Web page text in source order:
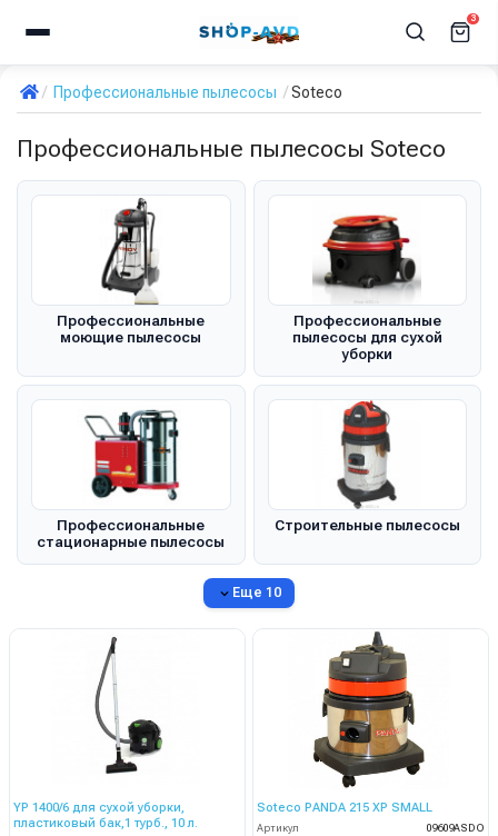
3
Профессиональные пылесосы Soteco
Профессиональные пылесосы Soteco
Профессиональные
моющие пылесосы
Профессиональные
пылесосы для сухой
уборки
Профессиональные
стационарные пылесосы
Строительные пылесосы
Еще 10
YP 1400/6 для сухой уборки,
пластиковый бак,1 турб., 10 л.
Soteco PANDA 215 XP SMALL
Артикул
09609ASDO